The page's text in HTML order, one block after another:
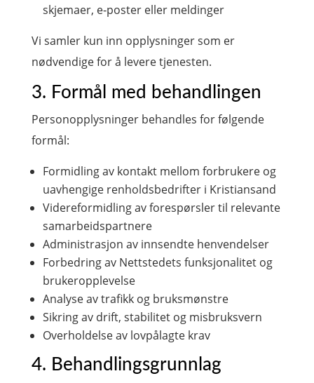
skjemaer, e‑poster eller meldinger
Vi samler kun inn opplysninger som er
nødvendige for å levere tjenesten.
3. Formål med behandlingen
Personopplysninger behandles for følgende
formål:
Formidling av kontakt mellom forbrukere og
uavhengige renholdsbedrifter i Kristiansand
Videreformidling av forespørsler til relevante
samarbeidspartnere
Administrasjon av innsendte henvendelser
Forbedring av Nettstedets funksjonalitet og
brukeropplevelse
Analyse av trafikk og bruksmønstre
Sikring av drift, stabilitet og misbruksvern
Overholdelse av lovpålagte krav
4. Behandlingsgrunnlag